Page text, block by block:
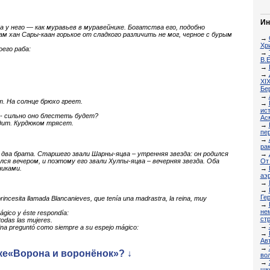
него — как муравьев в муравейнике. Богатства его, подобно
хан Сары-каан горькое от сладкого различить не мог, черное с бурым
раба:
На солнце брюхо греет.
сильно оно блестеть будет?
Курдюком трясет.
брата. Старшего звали Шарны-яцва – утренняя звезда: он родился
вечером, и поэтому его звали Хулпы-яцва – вечерняя звезда. Оба
llamada Blancanieves, que tenía una madrastra, la reina, muy
y éste respondía:
las mujeres.
preguntó como siempre a su espejo mágico:
и воронёнок»? ↓
→
→
→
→
→
→
→
→
→
От
→
→
→
→
→
→
→
→